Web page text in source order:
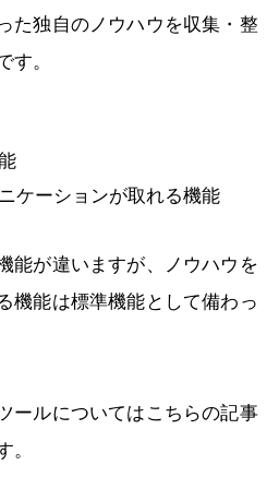
た独自のノウハウを収集・整
す。
ケーションが取れる機能
能が違いますが、ノウハウを
機能は標準機能として備わっ
ールについてはこちらの記事
。